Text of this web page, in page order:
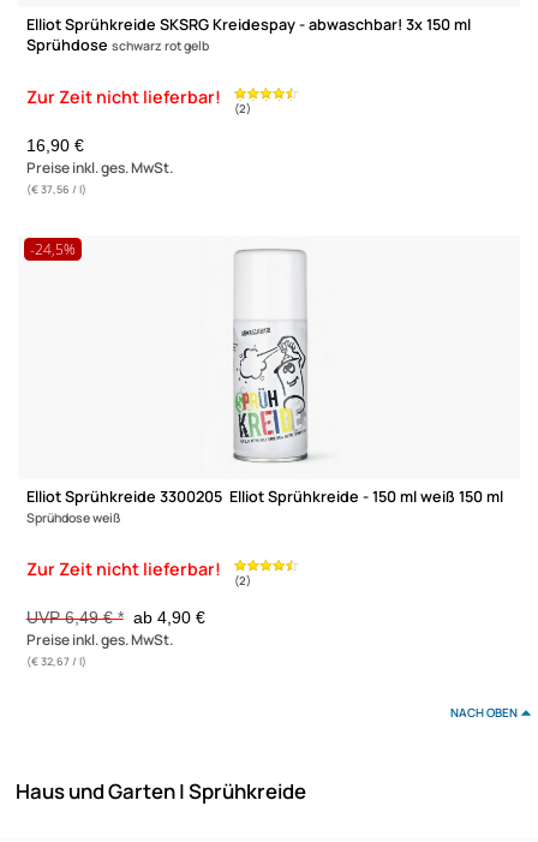
Elliot Sprühkreide "EM-Set" Kreidespay - abwaschbar! 3x
UVP 19,50 € *
(€ 42,11 / l)
Elliot Sprühkreide SKSRG Kreidespay - abwaschbar! 3x 150 ml